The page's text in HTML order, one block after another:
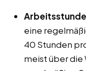
eine
40 Stunden
meist über die